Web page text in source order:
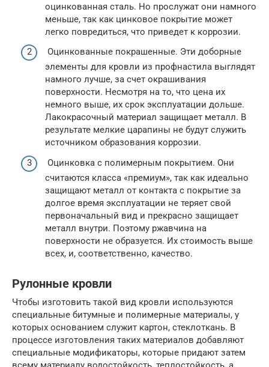
оцинкованная сталь. Но прослужат они намного
меньше, так как цинковое покрытие может
легко повредиться, что приведет к коррозии.
Оцинкованные покрашенные. Эти доборные
элементы для кровли из профнастила выглядят
намного лучше, за счет окрашивания
поверхности. Несмотря на то, что цена их
немного выше, их срок эксплуатации дольше.
Лакокрасочный материал защищает металл. В
результате мелкие царапины не будут служить
источником образования коррозии.
Оцинковка с полимерным покрытием. Они
считаются класса «премиум», так как идеально
защищают металл от контакта с покрытие за
долгое время эксплуатации не теряет свой
первоначальный вид и прекрасно защищает
металл внутри. Поэтому ржавчина на
поверхности не образуется. Их стоимость выше
всех, и, соответственно, качество.
Рулонные кровли
Чтобы изготовить такой вид кровли используются
специальные битумные и полимерные материалы, у
которых основанием служит картон, стеклоткань. В
процессе изготовления таких материалов добавляют
специальные модификаторы, которые придают затем